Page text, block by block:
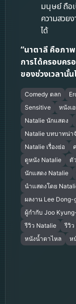
มนุษย์ ถือ
ความสวย
ได้
“นาตาลี คือภา
การได้ครอบค
ของช่วงเวลานั้
Comedy ตลก
Sensitive
หนังเ
Natalie นักแสดง
Natalie บทบาทน่า
Natalie เรื่องย่อ
ดูหนัง Natalie
ตั
นักแสดง Natalie
นำแสดงโดย
ผลงาน Lee Dong-
ผู้กำกับ Joo
รีวิว Natalie
รีวิ
หนังน้ำตาไหล
ห